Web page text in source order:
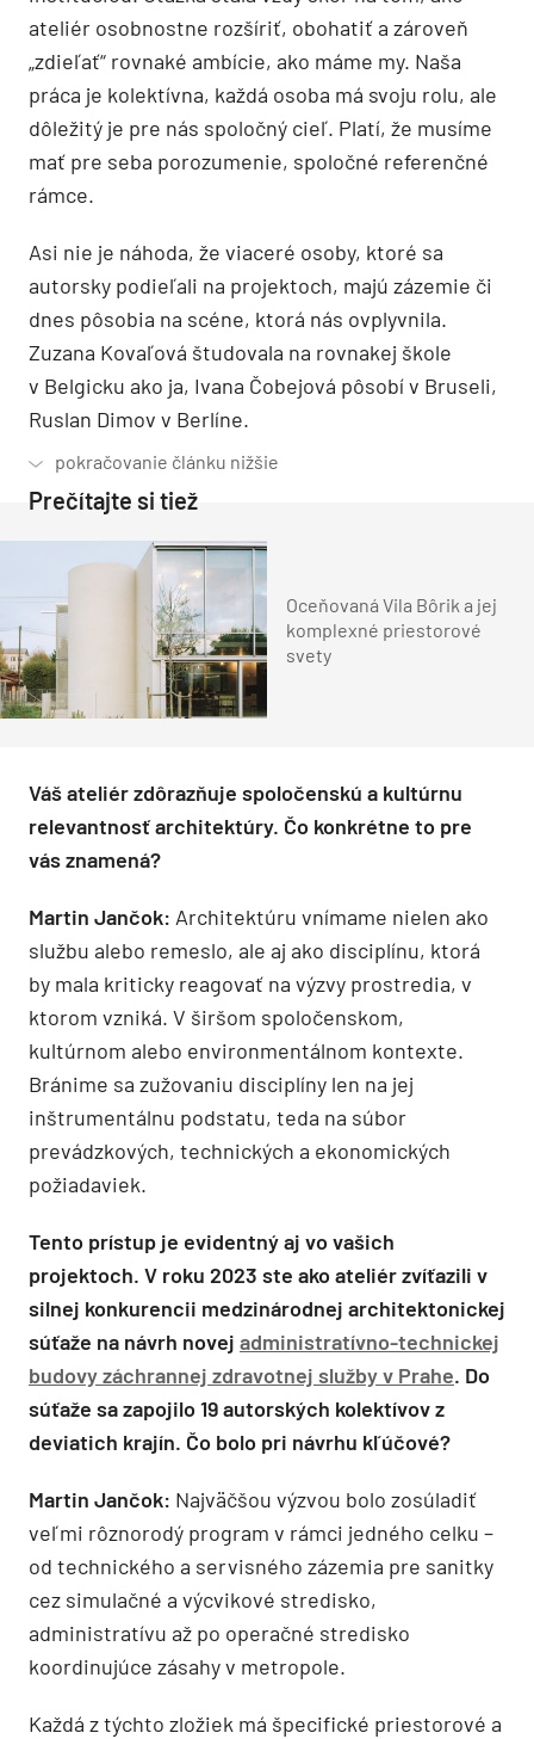
ateliér osobnostne rozšíriť, obohatiť a zároveň
„zdieľať“ rovnaké ambície, ako máme my. Naša
práca je kolektívna, každá osoba má svoju rolu, ale
dôležitý je pre nás spoločný cieľ. Platí, že musíme
mať pre seba porozumenie, spoločné referenčné
rámce.
Asi nie je náhoda, že viaceré osoby, ktoré sa
autorsky podieľali na projektoch, majú zázemie či
dnes pôsobia na scéne, ktorá nás ovplyvnila.
Zuzana Kovaľová študovala na rovnakej škole
v Belgicku ako ja, Ivana Čobejová pôsobí v Bruseli,
Ruslan Dimov v Berlíne.
Prečítajte si tiež
Oceňovaná Vila Bôrik a jej
komplexné priestorové
svety
Váš ateliér zdôrazňuje spoločenskú a kultúrnu
relevantnosť architektúry. Čo konkrétne to pre
vás znamená?
Martin Jančok: Architektúru vnímame nielen ako
službu alebo remeslo, ale aj ako disciplínu, ktorá
by mala kriticky reagovať na výzvy prostredia, v
ktorom vzniká. V širšom spoločenskom,
kultúrnom alebo environmentálnom kontexte.
Bránime sa zužovaniu disciplíny len na jej
inštrumentálnu podstatu, teda na súbor
prevádzkových, technických a ekonomických
požiadaviek.
Tento prístup je evidentný aj vo vašich
projektoch. V roku 2023 ste ako ateliér zvíťazili v
silnej konkurencii medzinárodnej architektonickej
súťaže na návrh novej administratívno-technickej
budovy záchrannej zdravotnej služby v Prahe. Do
súťaže sa zapojilo 19 autorských kolektívov z
deviatich krajín. Čo bolo pri návrhu kľúčové?
Martin Jančok: Najväčšou výzvou bolo zosúladiť
veľmi rôznorodý program v rámci jedného celku –
od technického a servisného zázemia pre sanitky
cez simulačné a výcvikové stredisko,
administratívu až po operačné stredisko
koordinujúce zásahy v metropole.
Každá z týchto zložiek má špecifické priestorové a